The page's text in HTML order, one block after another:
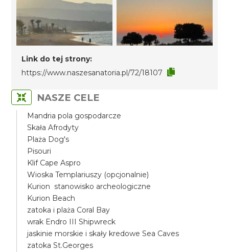
Link do tej strony:
https://www.naszesanatoria.pl/72/18107
NASZE CELE
Mandria pola gospodarcze
Skała Afrodyty
Plaża Dog's
Pisouri
Klif Cape Aspro
Wioska Templariuszy (opcjonalnie)
Kurion stanowisko archeologiczne
Kurion Beach
zatoka i plaża Coral Bay
wrak Endro III Shipwreck
jaskinie morskie i skały kredowe Sea Caves
zatoka St.Georges